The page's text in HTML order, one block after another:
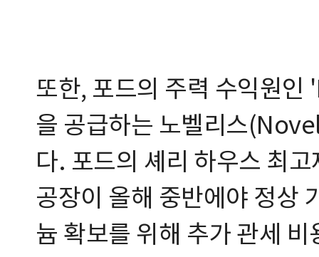
또한, 포드의 주력 수익원
을 공급하는 노벨리스
다. 포드의 셰리 하우스 최
공장이 올해 중반에야 정상
늄 확보를 위해 추가 관세